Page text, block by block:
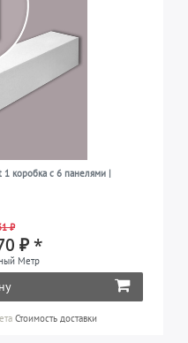
1 коробка с 6 панелями |
₽
₽ *
Метр
Стоимость доставки